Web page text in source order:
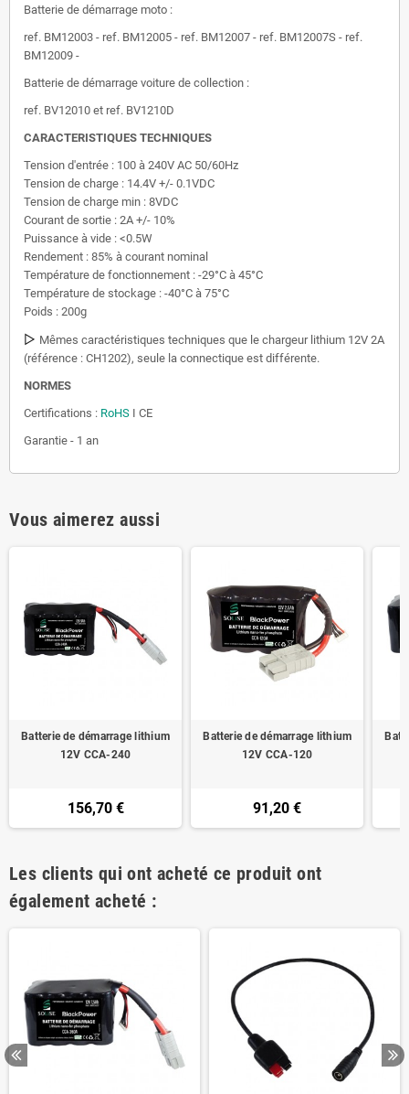
Batterie de démarrage moto :
ref. BM12003 - ref. BM12005 - ref. BM12007 - ref. BM12007S - ref.
BM12009 -
Batterie de démarrage voiture de collection :
ref. BV12010 et ref. BV1210D
CARACTERISTIQUES TECHNIQUES
Tension d'entrée : 100 à 240V AC 50/60Hz
Tension de charge : 14.4V +/- 0.1VDC
Tension de charge min : 8VDC
Courant de sortie : 2A +/- 10%
Puissance à vide : <0.5W
Rendement : 85% à courant nominal
Température de fonctionnement : -29°C à 45°C
Température de stockage : -40°C à 75°C
Poids : 200g
▷ Mêmes caractéristiques techniques que le chargeur lithium 12V 2A
(référence : CH1202), seule la connectique est différente.
NORMES
Certifications : RoHS I CE
Garantie - 1 an
Vous aimerez aussi
Batterie de démarrage lithium
12V CCA-240
156,70 €
Batterie de démarrage lithium
12V CCA-120
91,20 €
Les clients qui ont acheté ce produit ont
également acheté :